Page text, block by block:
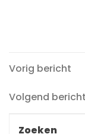
Vorig
Vorig bericht
Volgend
Volgend bericht
Zoeken